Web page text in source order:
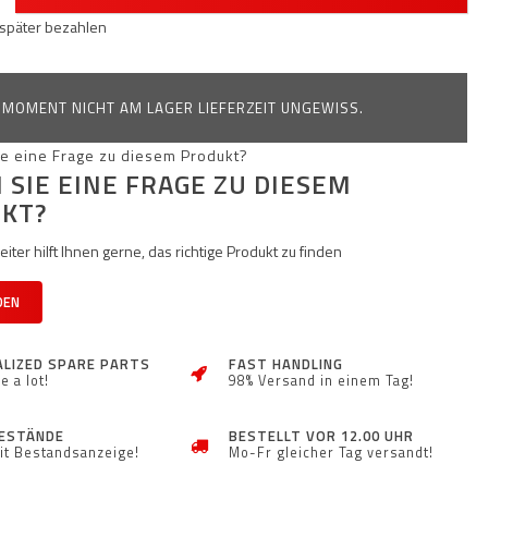
bezahlen
NICHT AM LAGER LIEFERZEIT UNGEWISS.
SIE EINE FRAGE ZU DIESEM
hilft Ihnen gerne, das richtige Produkt zu finden
SPARE PARTS
a lot!
FAST HANDLING
98% Versand in einem Tag!
Bestandsanzeige!
BESTELLT VOR 12.00 UHR
Mo-Fr gleicher Tag versandt!